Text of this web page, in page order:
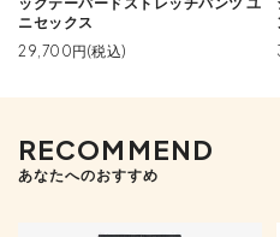
ニセックス
29,700円(税込)
RECOMMEND
あなたへのおすすめ